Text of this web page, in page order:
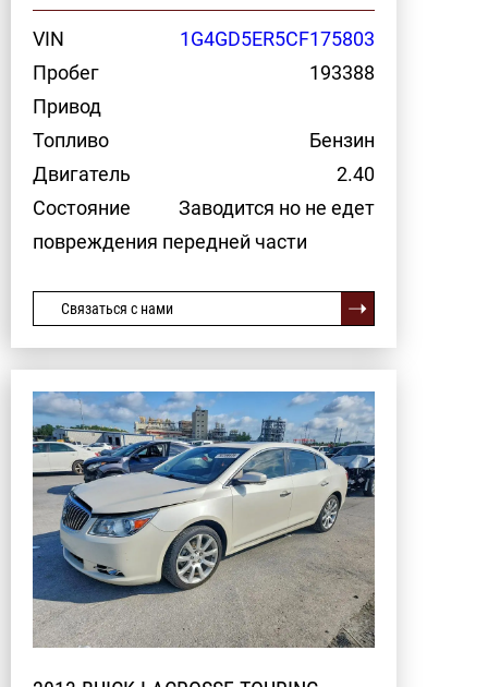
VIN
1G4GD5ER5CF175803
Пробег
193388
Привод
Топливо
Бензин
Двигатель
2.40
Состояние
Заводится но не едет
повреждения передней части
Связаться с нами